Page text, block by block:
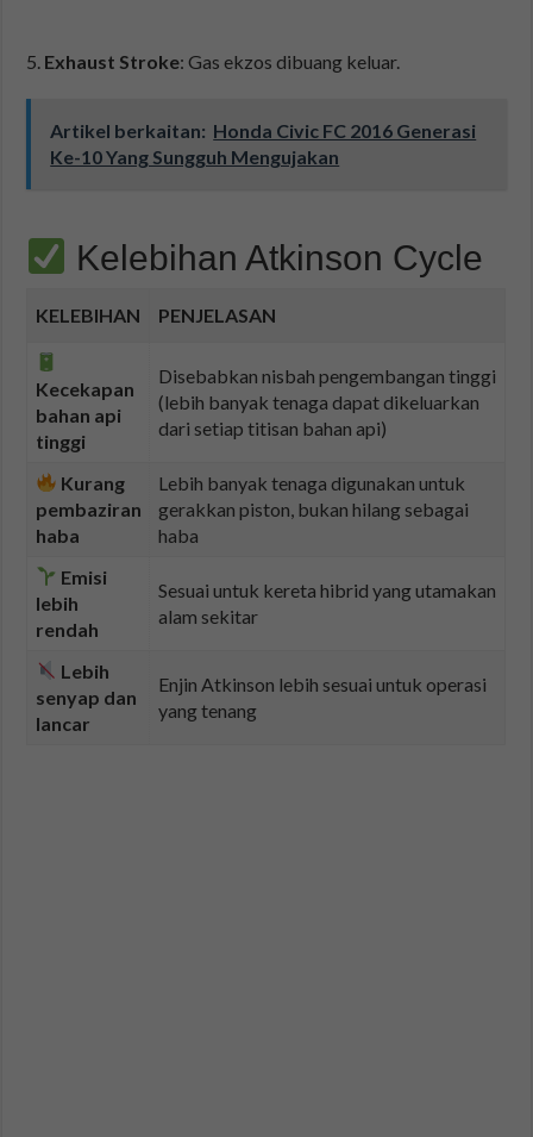
Exhaust Stroke: Gas ekzos dibuang keluar.
Artikel berkaitan: Honda Civic FC 2016 Generasi
Ke-10 Yang Sungguh Mengujakan
Kelebihan Atkinson Cycle
KELEBIHAN PENJELASAN
Kecekapan
bahan api
tinggi
Disebabkan nisbah pengembangan tinggi
(lebih banyak tenaga dapat dikeluarkan
dari setiap titisan bahan api)
Kurang
pembaziran
haba
Lebih banyak tenaga digunakan untuk
gerakkan piston, bukan hilang sebagai
haba
Emisi
lebih
rendah
Sesuai untuk kereta hibrid yang utamakan
alam sekitar
Lebih
senyap dan
lancar
Enjin Atkinson lebih sesuai untuk operasi
yang tenang